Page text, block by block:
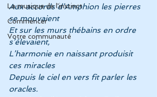
La musique de l'instinct
Commencer
Votre communauté
Aux accords d’Amphion les pierres
se mouvaient
Et sur les murs thébains en ordre
s’élevaient,
L’harmonie en naissant produisit
ces miracles
Depuis le ciel en vers fit parler les
oracles.